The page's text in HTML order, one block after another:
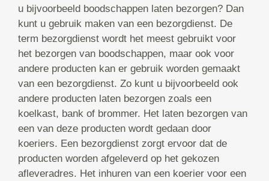
u bijvoorbeeld boodschappen laten bezorgen? Dan
kunt u gebruik maken van een bezorgdienst. De
term bezorgdienst wordt het meest gebruikt voor
het bezorgen van boodschappen, maar ook voor
andere producten kan er gebruik worden gemaakt
van een bezorgdienst. Zo kunt u bijvoorbeeld ook
andere producten laten bezorgen zoals een
koelkast, bank of brommer. Het laten bezorgen van
een van deze producten wordt gedaan door
koeriers. Een bezorgdienst zorgt ervoor dat de
producten worden afgeleverd op het gekozen
afleveradres. Het inhuren van een koerier voor een